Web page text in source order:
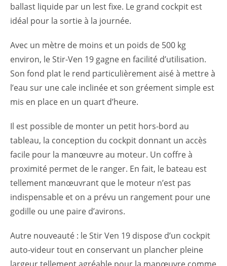
ballast liquide par un lest fixe. Le grand cockpit est
idéal pour la sortie à la journée.
Avec un mètre de moins et un poids de 500 kg
environ, le Stir-Ven 19 gagne en facilité d’utilisation.
Son fond plat le rend particulièrement aisé à mettre à
l’eau sur une cale inclinée et son gréement simple est
mis en place en un quart d’heure.
Il est possible de monter un petit hors-bord au
tableau, la conception du cockpit donnant un accès
facile pour la manœuvre au moteur. Un coffre à
proximité permet de le ranger. En fait, le bateau est
tellement manœuvrant que le moteur n’est pas
indispensable et on a prévu un rangement pour une
godille ou une paire d’avirons.
Autre nouveauté : le Stir Ven 19 dispose d’un cockpit
auto-videur tout en conservant un plancher pleine
largeur tellement agréable pour la manœuvre comme